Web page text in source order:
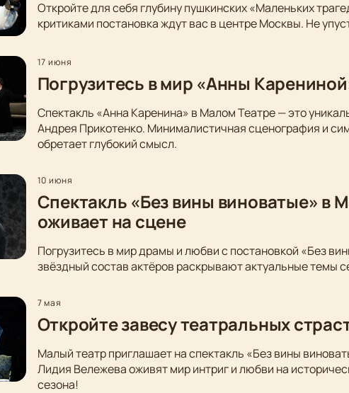
Откройте для себя глубину пушкинских «Маленьких
критиками постановка ждут вас в центре Москвы. Не
17 июня
Погрузитесь в мир «Анны
Спектакль «Анна Каренина» в Малом Театре — это
Андрея Прикотенко. Минималистичная сценография и
обретает глубокий смысл.
10 июня
Спектакль «Без вины виноватые» в
оживает на сцене
Погрузитесь в мир драмы и любви с постановкой «Без
звёздный состав актёров раскрывают актуальные темы
7 мая
Откройте завесу театральных
Малый театр приглашает на спектакль «Без вины
Лидия Вележева оживят мир интриг и любви на
сезона!